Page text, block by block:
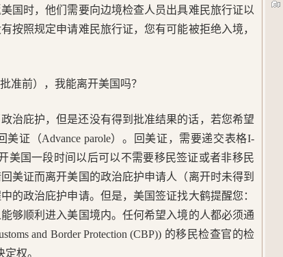
国时，他们需要向边境检查人员出具难民旅行证以
按照规定申请难民旅行证，您有可能被拒绝入境，
准前），我能离开美国吗？
治庇护，但是还没有得到批准结果的话，若您希望
证（Advance parole）。回美证，需要递交表格I-
美国一段时间以后可以不需要移民签证或者非移民
美证而离开美国的政治庇护申请人（离开时未得到
的政治庇护申请。但是，美国签证找大鹤提醒您：
够顺利进入美国境内。任何希望入境的人都必须通
and Border Protection (CBP)) 的移民检查官的检
权。